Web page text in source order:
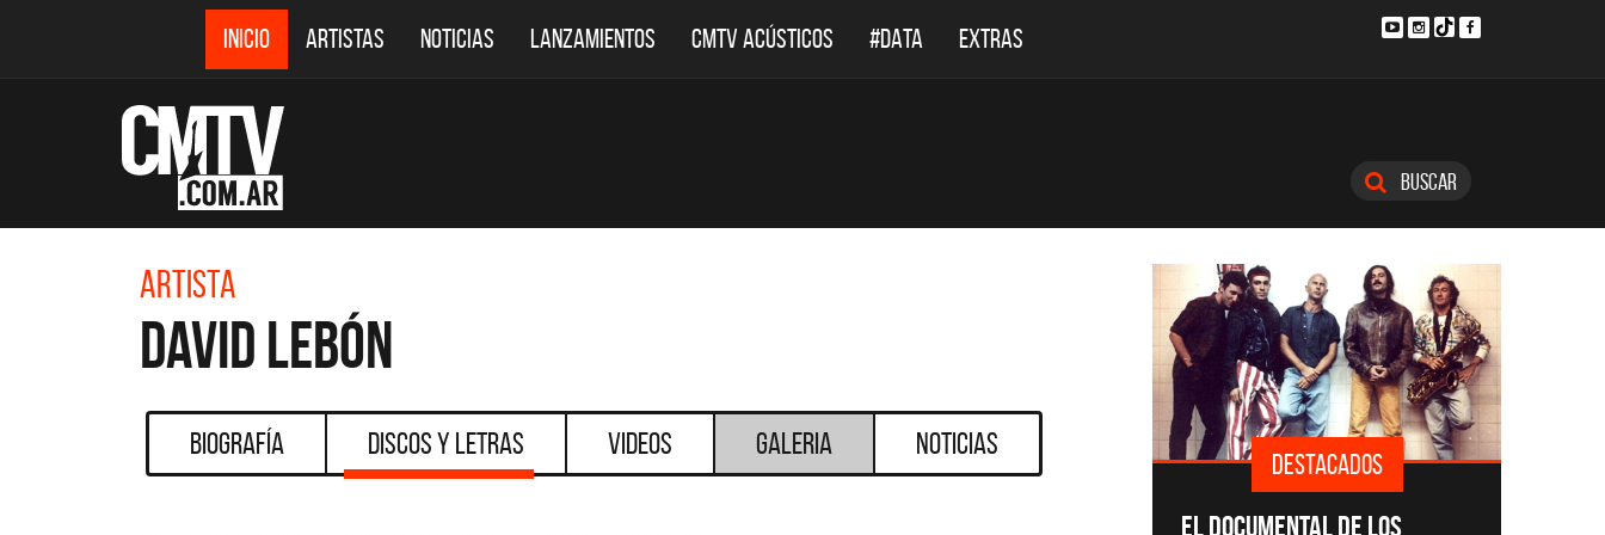
INICIO ARTISTAS NOTICIAS LANZAMIENTOS CMTV ACÚSTICOS #DATA EXTRAS
Buscar
Artista
David Lebón
Biografía Discos y Letras Videos Galeria Noticias
DESTACADOS DESTACADOS DESTACADOS
EL DOCUMENTAL DE LOS